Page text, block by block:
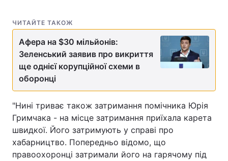
ЧИТАЙТЕ ТАКОЖ
Афера на $30 мільйонів:
Зеленський заявив про викриття
ще однієї корупційної схеми в
оборонці
"Нині триває також затримання помічника Юрія
Гримчака - на місце затримання приїхала карета
швидкої. Його затримують у справі про
хабарництво. Попередньо відомо, що
правоохоронці затримали його на гарячому під